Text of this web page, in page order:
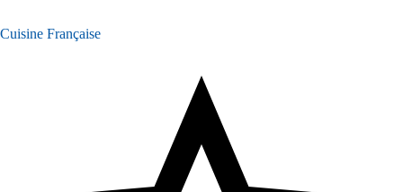
Cuisine Française